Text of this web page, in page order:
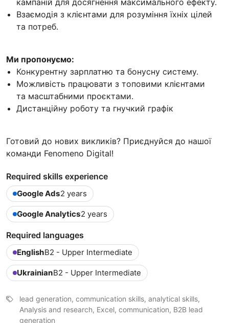
кампаній для досягнення максимального ефекту.
Взаємодія з клієнтами для розуміння їхніх цілей
та потреб.
Ми пропонуємо:
Конкурентну зарплатню та бонусну систему.
Можливість працювати з топовими клієнтами
та масштабними проєктами.
Дистанційну роботу та гнучкий графік
Готовий до нових викликів? Приєднуйся до нашої
команди Fenomeno Digital!
Required skills experience
Google Ads2 years
Google Analytics2 years
Required languages
EnglishB2 - Upper Intermediate
UkrainianB2 - Upper Intermediate
lead generation, communication skills, analytical skills,
Analysis and research, Excel, communication, B2B lead
generation